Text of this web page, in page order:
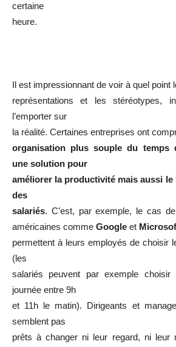
certaine
heure.
Il est impressionnant de voir à quel point
représentations et les stéréotypes,
l’emporter sur
la réalité. Certaines entreprises ont
organisation plus souple du temps
une solution pour
améliorer la productivité mais aussi le
des
salariés. C’est, par exemple, le cas
américaines comme Google et
permettent à leurs employés de choisir
(les
salariés peuvent par exemple
journée entre 9h
et 11h le matin). Dirigeants et
semblent pas
prêts à changer ni leur regard, ni leur